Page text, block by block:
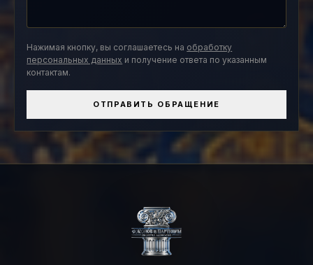
Нажимая кнопку, вы соглашаетесь на обработку
персональных данных и получение ответа по указанным
контактам.
ОТПРАВИТЬ ОБРАЩЕНИЕ